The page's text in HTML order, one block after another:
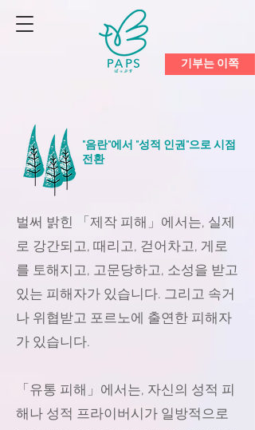
기부는 이쪽
"음란"에서 "성적 인권"으로 시점
전환
벌써 밝힌 「제작 피해」에서는, 실제
로 강간되고, 때리고, 걷어차고, 게로
를 토해지고, 고문당하고, 소성을 받고
있는 피해자가 있습니다. 그리고 속거
나 위협받고 포르노에 출연한 피해자
가 있습니다.
「유통 피해」에서는, 자신의 성적 피
해나 성적 프라이버시가 일방적으로